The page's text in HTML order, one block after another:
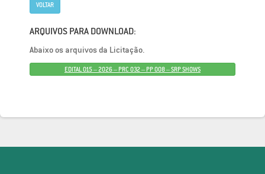
VOLTAR
ARQUIVOS PARA DOWNLOAD:
Abaixo os arquivos da Licitação.
EDITAL 015 – 2026 – PRC 032 – PP 008 – SRP SHOWS